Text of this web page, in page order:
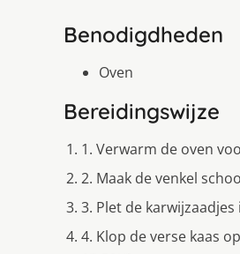
Benodigdheden
Oven
Bereidingswijze
1. Verwarm de oven
2. Maak de venkel
3. Plet de karwijzaadjes
4. Klop de verse kaas